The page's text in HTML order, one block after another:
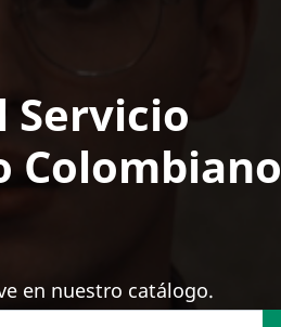
Servicio
Colombiano
en nuestro catálogo.